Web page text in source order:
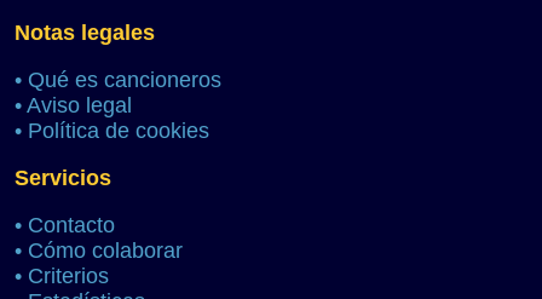
Notas legales
• Qué es cancioneros
• Aviso legal
• Política de cookies
Servicios
• Contacto
• Cómo colaborar
• Criterios